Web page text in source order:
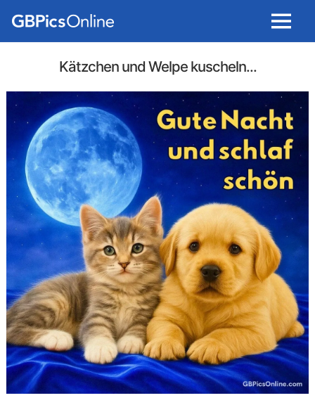
Menu
Kätzchen und Welpe kuscheln...